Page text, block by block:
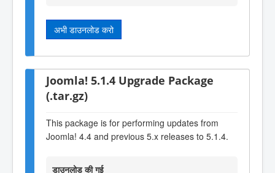
अभी डाउनलोड करो
Joomla! 5.1.4 Upgrade Package
(.tar.gz)
This package is for performing updates from
Joomla! 4.4 and previous 5.x releases to 5.1.4.
डाउनलोड की गई